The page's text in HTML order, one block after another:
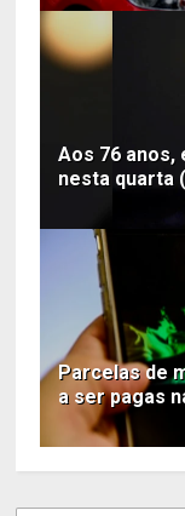
Aos 76 anos,
nesta quarta
Parcelas de
a ser pagas